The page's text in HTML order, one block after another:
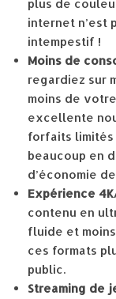
plus de
internet n’est
intempestif !
Moins de
regardiez sur
moins de
excellente
forfaits
beaucoup en
d’économie
Expérience
contenu en
fluide et
ces formats
public.
Streaming de